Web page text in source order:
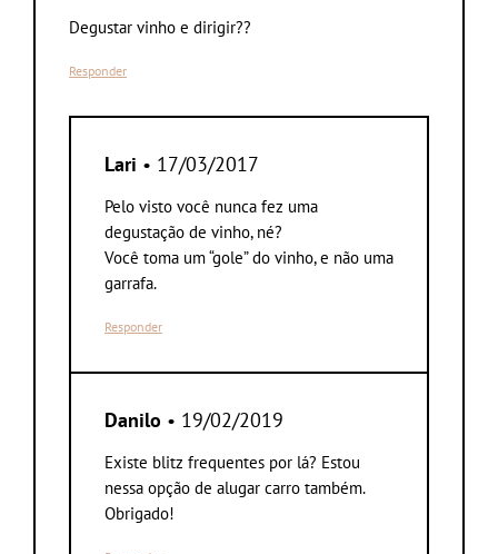
Degustar vinho e dirigir??
Responder
Lari • 17/03/2017
Pelo visto você nunca fez uma
degustação de vinho, né?
Você toma um “gole” do vinho, e não uma
garrafa.
Responder
Danilo • 19/02/2019
Existe blitz frequentes por lá? Estou
nessa opção de alugar carro também.
Obrigado!